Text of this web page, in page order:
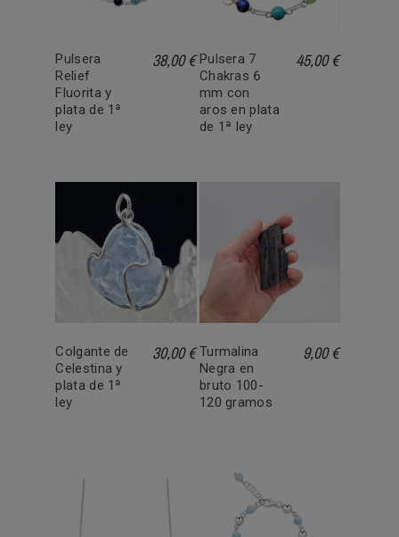
Pulsera
Relief
Fluorita y
plata de 1ª
ley
38,00 € Pulsera 7
Chakras 6
mm con
aros en plata
de 1ª ley
45,00 €
Colgante de
Celestina y
plata de 1ª
ley
30,00 € Turmalina
Negra en
bruto 100-
120 gramos
9,00 €